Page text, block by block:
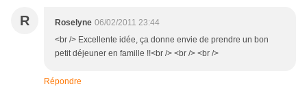
R Roselyne 06/02/2011 23:44
<br /> Excellente idée, ça donne envie de prendre un bon
petit déjeuner en famille !!<br /> <br /> <br />
Répondre